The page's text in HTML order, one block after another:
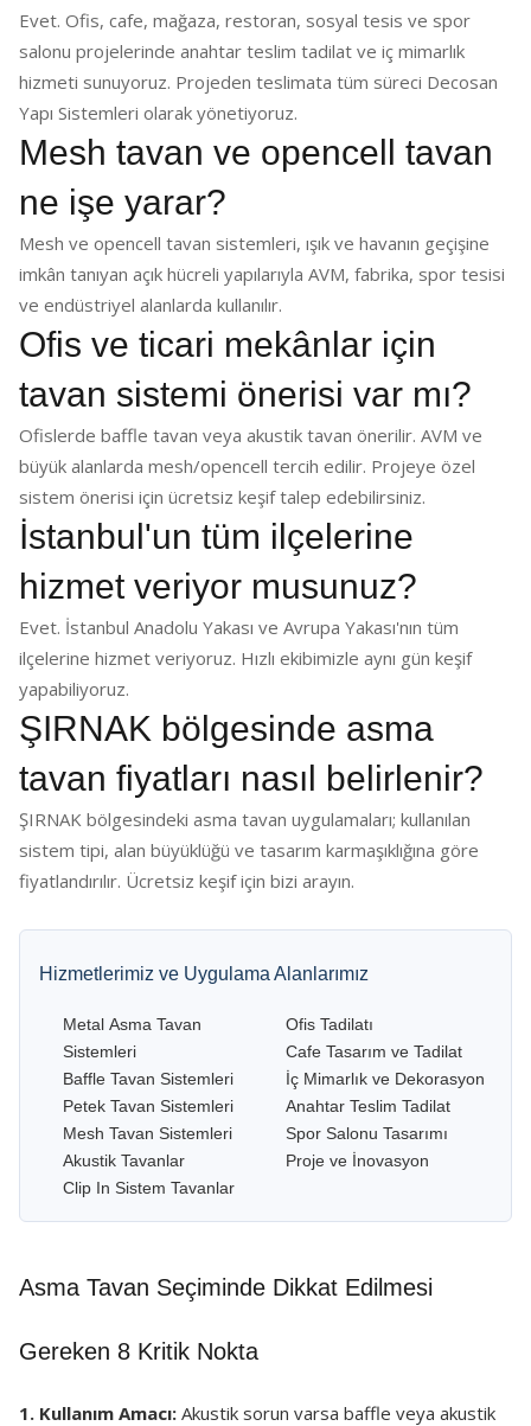
Evet. Ofis, cafe, mağaza, restoran, sosyal tesis ve spor
salonu projelerinde anahtar teslim tadilat ve iç mimarlık
hizmeti sunuyoruz. Projeden teslimata tüm süreci Decosan
Yapı Sistemleri olarak yönetiyoruz.
Mesh tavan ve opencell tavan
ne işe yarar?
Mesh ve opencell tavan sistemleri, ışık ve havanın geçişine
imkân tanıyan açık hücreli yapılarıyla AVM, fabrika, spor tesisi
ve endüstriyel alanlarda kullanılır.
Ofis ve ticari mekânlar için
tavan sistemi önerisi var mı?
Ofislerde baffle tavan veya akustik tavan önerilir. AVM ve
büyük alanlarda mesh/opencell tercih edilir. Projeye özel
sistem önerisi için ücretsiz keşif talep edebilirsiniz.
İstanbul'un tüm ilçelerine
hizmet veriyor musunuz?
Evet. İstanbul Anadolu Yakası ve Avrupa Yakası'nın tüm
ilçelerine hizmet veriyoruz. Hızlı ekibimizle aynı gün keşif
yapabiliyoruz.
ŞIRNAK bölgesinde asma
tavan fiyatları nasıl belirlenir?
ŞIRNAK bölgesindeki asma tavan uygulamaları; kullanılan
sistem tipi, alan büyüklüğü ve tasarım karmaşıklığına göre
fiyatlandırılır. Ücretsiz keşif için bizi arayın.
Hizmetlerimiz ve Uygulama Alanlarımız
Metal Asma Tavan
Sistemleri
Baffle Tavan Sistemleri
Petek Tavan Sistemleri
Mesh Tavan Sistemleri
Akustik Tavanlar
Clip In Sistem Tavanlar
Ofis Tadilatı
Cafe Tasarım ve Tadilat
İç Mimarlık ve Dekorasyon
Anahtar Teslim Tadilat
Spor Salonu Tasarımı
Proje ve İnovasyon
Asma Tavan Seçiminde Dikkat Edilmesi
Gereken 8 Kritik Nokta
1. Kullanım Amacı: Akustik sorun varsa baffle veya akustik